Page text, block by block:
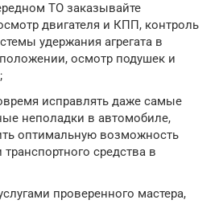
ТО заказывайте
двигателя и КПП, контроль
удержания агрегата в
осмотр подушек и
исправлять даже самые
неполадки в автомобиле,
оптимальную возможность
транспортного средства в
проверенного мастера,